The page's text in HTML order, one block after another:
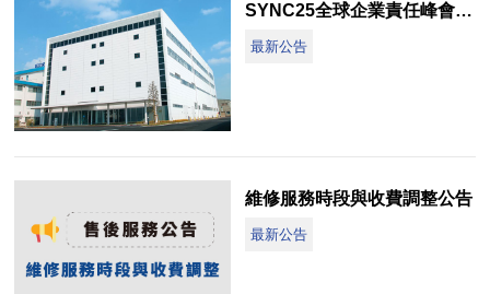
SYNC25全球企業責任峰會 (Accountability Summit)
最新公告
維修服務時段與收費調整公告
最新公告